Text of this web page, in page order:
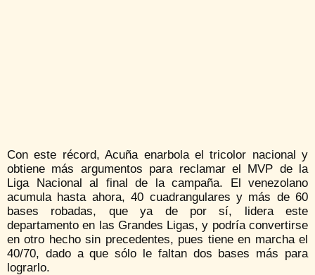
Con este récord, Acuña enarbola el tricolor nacional y
obtiene más argumentos para reclamar el MVP de la
Liga Nacional al final de la campaña. El venezolano
acumula hasta ahora, 40 cuadrangulares y más de 60
bases robadas, que ya de por sí, lidera este
departamento en las Grandes Ligas, y podría convertirse
en otro hecho sin precedentes, pues tiene en marcha el
40/70, dado a que sólo le faltan dos bases más para
lograrlo.